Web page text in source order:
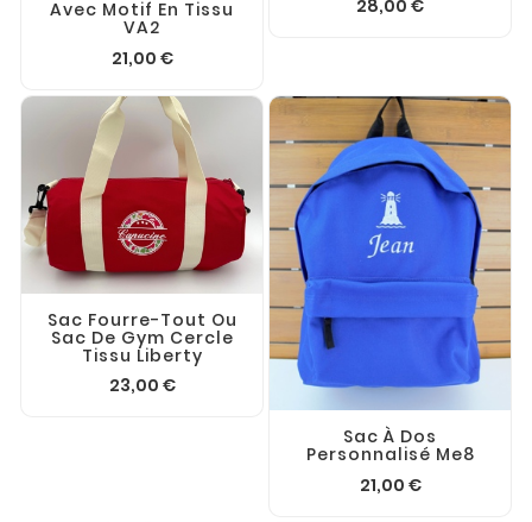
Avec Motif En Tissu
VA2
21,00 €
28,00 €
Sac Fourre-Tout Ou
Sac De Gym Cercle
Tissu Liberty
23,00 €
Sac À Dos
Personnalisé Me8
21,00 €